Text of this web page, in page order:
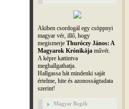
Akiben csordogál egy csöppnyi
magyar vér, illő, hogy
megismerjeThuróczy János: A
Magyarok Krónikája művét.
A képre kattintva
meghallgathatja.
Hallgassa hát mindenki saját
értelme, hite és azonosságtudata
szerint!
Magyar Regék